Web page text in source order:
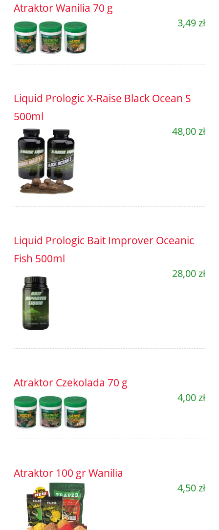
Atraktor Wanilia 70 g
3,49 zł
Liquid Prologic X-Raise Black Ocean S
500ml
48,00 zł
Liquid Prologic Bait Improver Oceanic
Fish 500ml
28,00 zł
Atraktor Czekolada 70 g
4,00 zł
Atraktor 100 gr Wanilia
4,50 zł